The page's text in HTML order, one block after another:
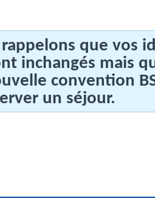
rappelons que vos
inchangés mais
convention
un séjour.